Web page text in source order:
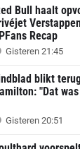
Bull haalt
Recap
Gisteren 21:45
blikt
"Dat
Gisteren 20:51